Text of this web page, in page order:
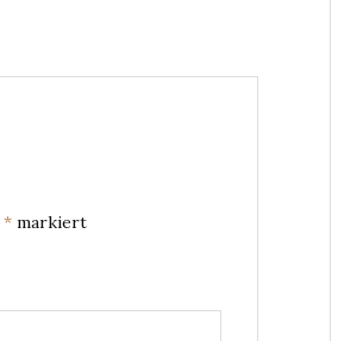
* markiert